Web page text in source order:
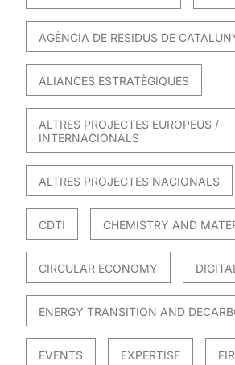
AGÈNCIA DE RESIDUS DE
ALIANCES ESTRATÈGIQUES
ALTRES PROJECTES EUROPEUS /
INTERNACIONALS
ALTRES PROJECTES NACIONALS
CDTI CHEMISTRY AND
CIRCULAR ECONOMY
ENERGY TRANSITION AND
EVENTS EXPERTISE